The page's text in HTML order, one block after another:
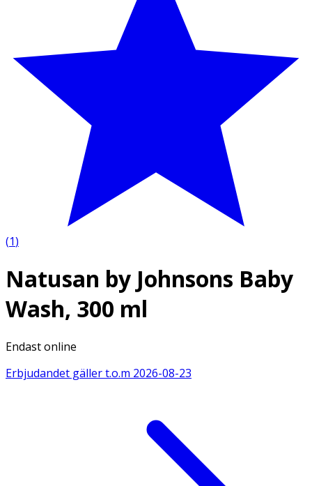
(1)
Natusan by Johnsons Baby
Wash, 300 ml
Endast online
Erbjudandet gäller t.o.m 2026-08-23